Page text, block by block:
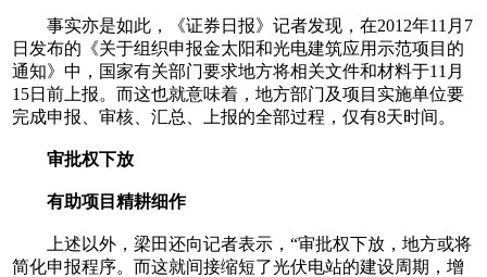
事实亦是如此，《证券日报》记者发现，在2012年11月7
日发布的《关于组织申报金太阳和光电建筑应用示范项目的
通知》中，国家有关部门要求地方将相关文件和材料于11月
15日前上报。而这也就意味着，地方部门及项目实施单位要
完成申报、审核、汇总、上报的全部过程，仅有8天时间。
审批权下放
有助项目精耕细作
上述以外，梁田还向记者表示，“审批权下放，地方或将
简化申报程序。而这就间接缩短了光伏电站的建设周期，增